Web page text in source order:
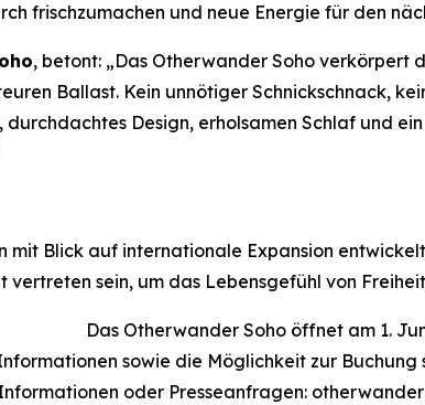
frischzumachen und neue Energie für den
, betont: „Das Otherwander Soho verkörpert
Ballast. Kein unnötiger Schnickschnack,
Design, erholsamen Schlaf und
mit Blick auf internationale Expansion
sein, um das Lebensgefühl von
Das Otherwander Soho öffnet am 1.
sowie die Möglichkeit zur Buchung
oder Presseanfragen: